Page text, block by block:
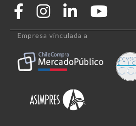
Empresa vinculada a